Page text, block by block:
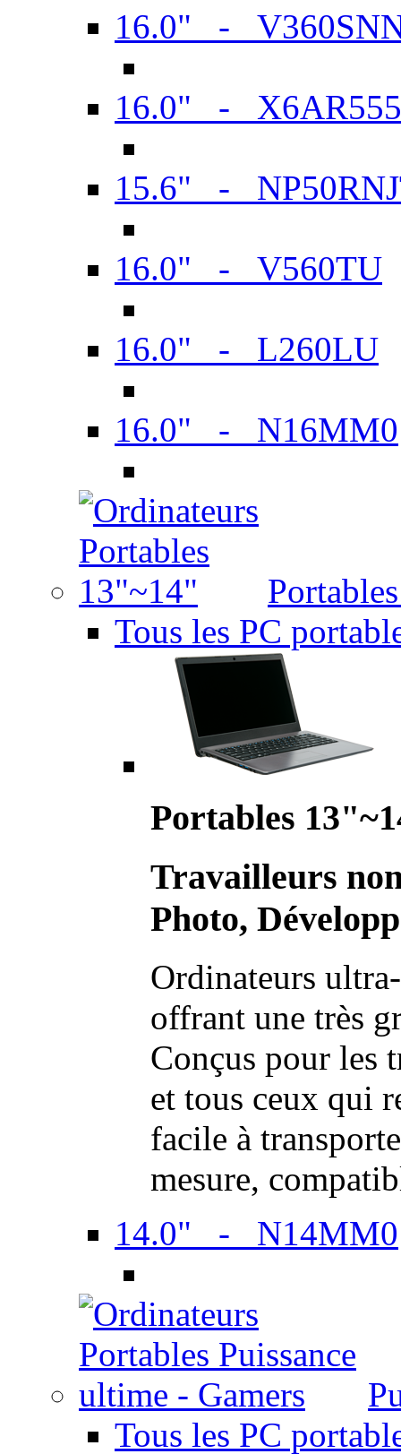
16.0" -
16.0" -
15.6" -
16.0" - V560TU
16.0" - L260LU
16.0" - N16MM0
Tous les PC
Portables
Travailleurs
Photo,
Ordinateurs
offrant une très
Conçus pour les
et tous ceux qui
facile à
mesure,
14.0" - N14MM0
Tous les PC